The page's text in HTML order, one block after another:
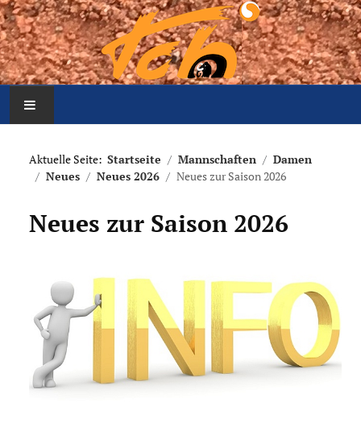
Aktuelles
Mannschaften
Platzbelegung
Meldung Arbeitseinsatz
Download
Aktuelle Seite: Startseite Mannschaften
Damen
Neues
Neues 2026 Neues zur Saison 2026
Neues zur Saison 2026